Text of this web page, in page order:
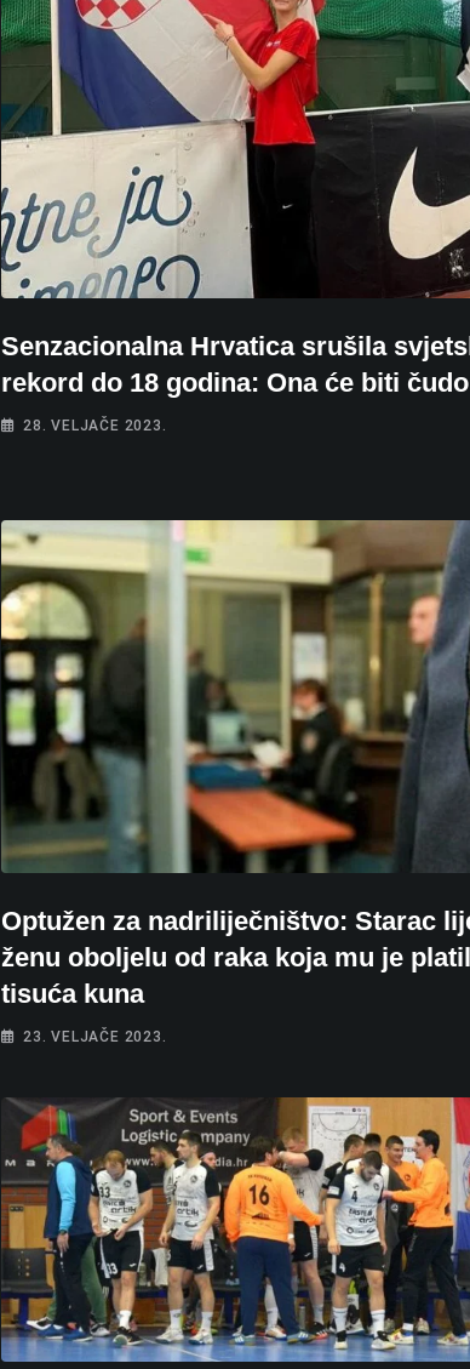
Senzacionalna Hrvatica srušila
rekord do 18 godina: Ona će biti
28. VELJAČE 2023.
Optužen za nadriliječništvo: Starac
ženu oboljelu od raka koja mu je
tisuća kuna
23. VELJAČE 2023.